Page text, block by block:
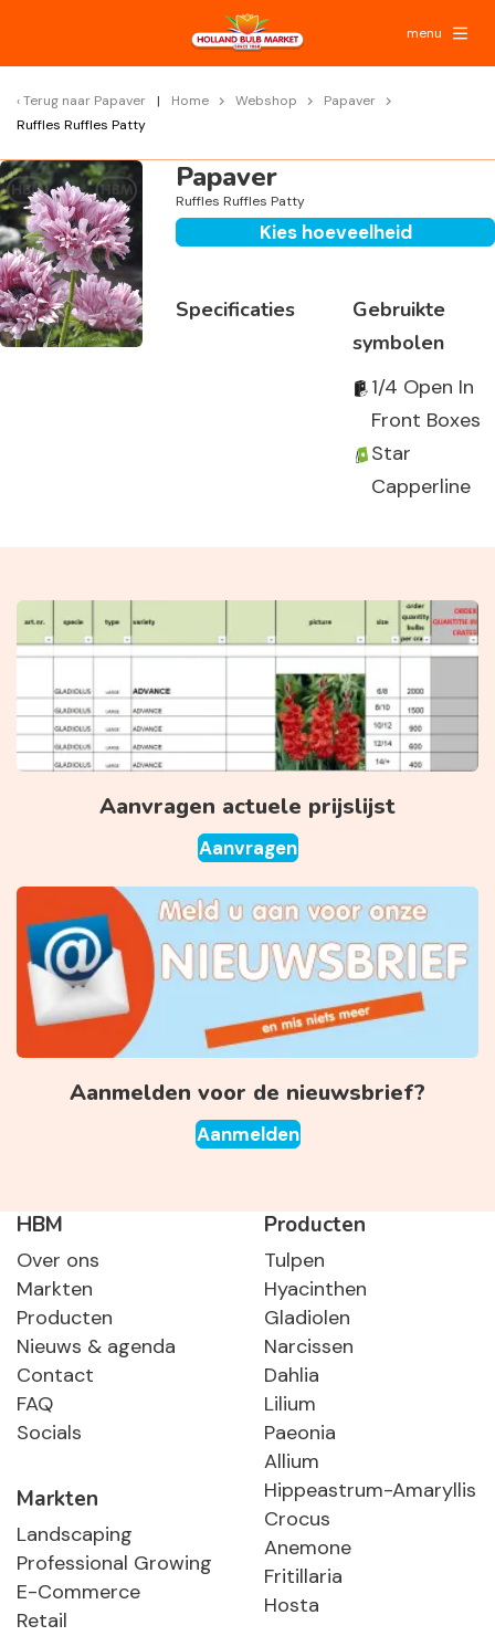
menu
Terug naar Papaver Home Webshop
Papaver
Ruffles Ruffles Patty
Papaver
Ruffles Ruffles Patty
Kies hoeveelheid
Specificaties
Gebruikte
symbolen
1/4 Open In
Front Boxes
Star
Capperline
Aanvragen actuele prijslijst
Aanvragen
Aanmelden voor de nieuwsbrief?
Aanmelden
HBM
Over ons
Markten
Producten
Nieuws & agenda
Contact
FAQ
Socials
Markten
Landscaping
Professional Growing
E-Commerce
Retail
Producten
Tulpen
Hyacinthen
Gladiolen
Narcissen
Dahlia
Lilium
Paeonia
Allium
Hippeastrum-Amaryllis
Crocus
Anemone
Fritillaria
Hosta